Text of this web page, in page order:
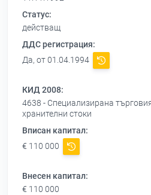
Статус:
действащ
ДДС регистрация:
Да, от 01.04.1994
КИД 2008:
4638 - Специализирана
хранителни стоки
Вписан капитал:
€ 110 000
Внесен капитал:
€ 110 000